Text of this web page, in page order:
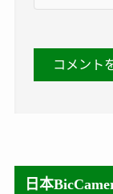
日本